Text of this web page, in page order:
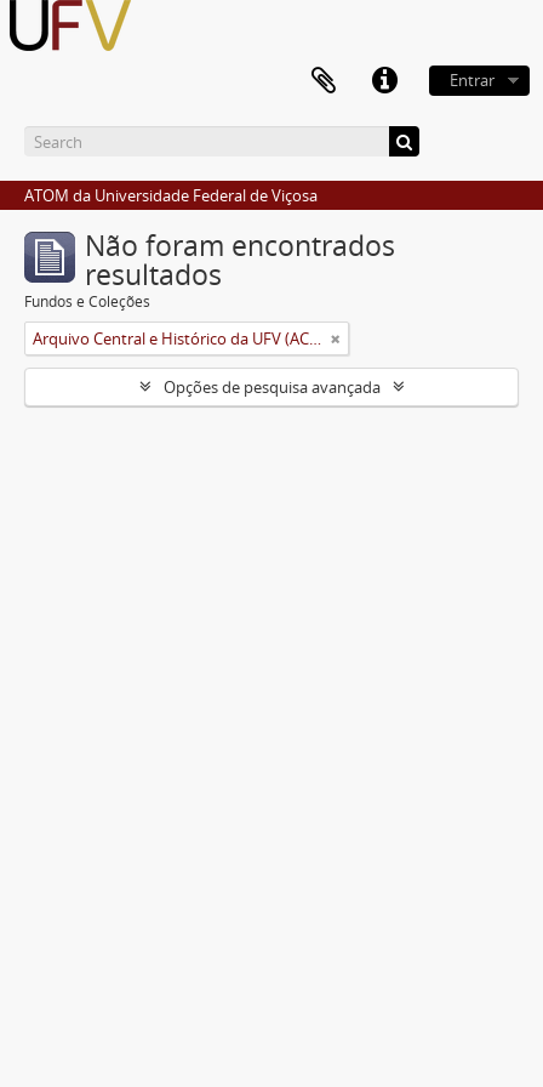
Entrar
ATOM da Universidade Federal de Viçosa
Não foram encontrados
resultados
Fundos e Coleções
Arquivo Central e Histórico da UFV (ACH-UFV)
Opções de pesquisa avançada